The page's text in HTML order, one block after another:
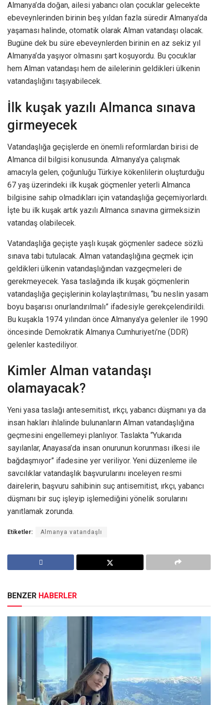
Almanya’da doğan, ailesi yabancı olan çocuklar gelecekte
ebeveynlerinden birinin beş yıldan fazla süredir Almanya’da
yaşaması halinde, otomatik olarak Alman vatandaşı olacak.
Bugüne dek bu süre ebeveynlerden birinin en az sekiz yıl
Almanya’da yaşıyor olmasını şart koşuyordu. Bu çocuklar
hem Alman vatandaşı hem de ailelerinin geldikleri ülkenin
vatandaşlığını taşıyabilecek.
İlk kuşak yazılı Almanca sınava
girmeyecek
Vatandaşlığa geçişlerde en önemli reformlardan birisi de
Almanca dil bilgisi konusunda. Almanya’ya çalışmak
amacıyla gelen, çoğunluğu Türkiye kökenlilerin oluşturduğu
67 yaş üzerindeki ilk kuşak göçmenler yeterli Almanca
bilgisine sahip olmadıkları için vatandaşlığa geçemiyorlardı.
İşte bu ilk kuşak artık yazılı Almanca sınavına girmeksizin
vatandaş olabilecek.
Vatandaşlığa geçişte yaşlı kuşak göçmenler sadece sözlü
sınava tabi tutulacak. Alman vatandaşlığına geçmek için
geldikleri ülkenin vatandaşlığından vazgeçmeleri de
gerekmeyecek. Yasa taslağında ilk kuşak göçmenlerin
vatandaşlığa geçişlerinin kolaylaştırılması, “bu neslin yasam
boyu başarısı onurlandırılmalı” ifadesiyle gerekçelendirildi.
Bu kuşakla 1974 yılından önce Almanya’ya gelenler ile 1990
öncesinde Demokratik Almanya Cumhuriyeti’ne (DDR)
gelenler kastediliyor.
Kimler Alman vatandaşı
olamayacak?
Yeni yasa taslağı antesemitist, ırkçı, yabancı düşmanı ya da
insan hakları ihlalinde bulunanların Alman vatandaşlığına
geçmesini engellemeyi planlıyor. Taslakta “Yukarıda
sayılanlar, Anayasa’da insan onurunun korunması ilkesi ile
bağdaşmıyor” ifadesine yer veriliyor. Yeni düzenleme ile
savcılıklar vatandaşlık başvurularını inceleyen resmi
dairelerin, başvuru sahibinin suç antisemitist, ırkçı, yabancı
düşmanı bir suç işleyip işlemediğini yönelik sorularını
yanıtlamak zorunda.
Etiketler: Almanya vatandaşlı
BENZER HABERLER